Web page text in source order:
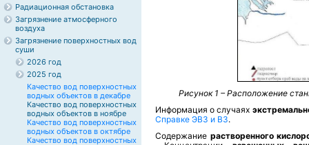
Радиационная обстановка
Загрязнение атмосферного
воздуха
Загрязнение поверхностных вод
суши
2026 год
2025 год
Качество вод поверхностных
водных объектов в декабре
Качество вод поверхностных
водных объектов в ноябре
Качество вод поверхностных
водных объектов в октябре
Качество вод поверхностных
Рисунок 1 – Расположение
Информация о случаях
Справке ЭВЗ и ВЗ.
Содержание растворенного